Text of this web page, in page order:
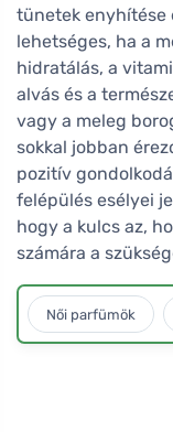
tünetek enyhítése
lehetséges, ha a
hidratálás, a
alvás és a
vagy a meleg
sokkal jobban
pozitív
felépülés esélyei
hogy a kulcs az,
számára a
Női parfümök